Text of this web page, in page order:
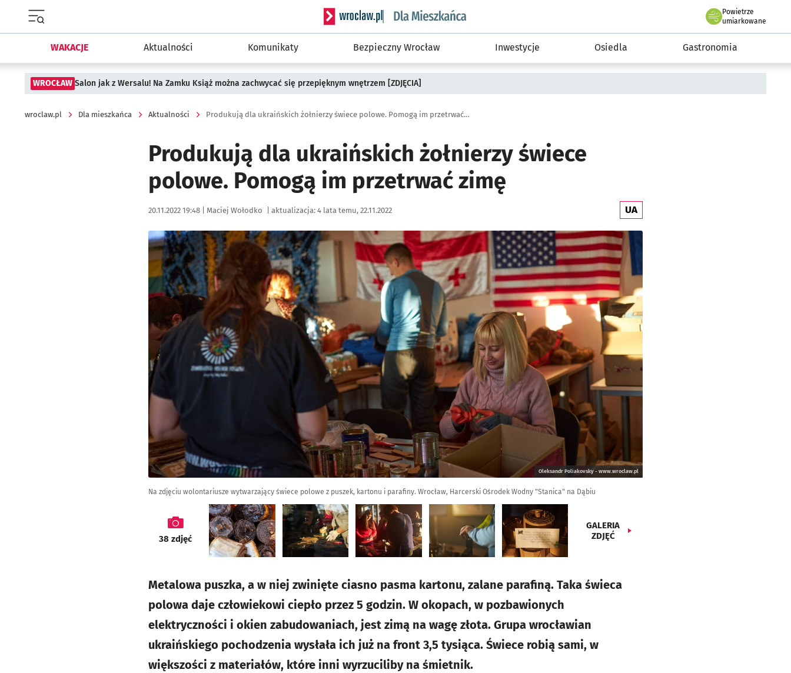
Serwis informacyjny wroclaw.pl podserwis: Dla mieszkańca
Powietrze
we Wrocławiu
umiarkowane
WAKACJE Aktualności Komunikaty Bezpieczny Wrocław Inwestycje Osiedla Gastronomia
WROCŁAW Salon jak z Wersalu! Na Zamku Książ można zachwycać się przepięknym wnętrzem [ZDJĘCIA]
wroclaw.pl Dla mieszkańca Aktualności Produkują dla ukraińskich żołnierzy świece polowe. Pomogą im przetrwać zimę
Produkują dla ukraińskich żołnierzy świece
polowe. Pomogą im przetrwać zimę
Data publikacji:
20.11.2022 19:48 | Autor:
Maciej Wołodko aktualizacja: 4 lata temu, 22.11.2022 UA
Kliknij, aby zobaczyć galerię
Oleksandr Poliakovsky - www.wroclaw.pl
Na zdjęciu wolontariusze wytwarzający świece polowe z puszek, kartonu i parafiny. Wrocław, Harcerski Ośrodek Wodny "Stanica" na Dąbiu
galeria
38zdjęć
GALERIA
ZDJĘĆ
Metalowa puszka, a w niej zwinięte ciasno pasma kartonu, zalane parafiną. Taka świeca
polowa daje człowiekowi ciepło przez 5 godzin. W okopach, w pozbawionych
elektryczności i okien zabudowaniach, jest zimą na wagę złota. Grupa wrocławian
ukraińskiego pochodzenia wysłała ich już na front 3,5 tysiąca. Świece robią sami, w
większości z materiałów, które inni wyrzuciliby na śmietnik.